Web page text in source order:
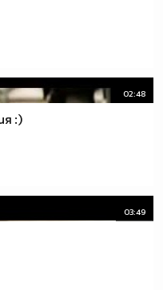
02:48
:)
03:49